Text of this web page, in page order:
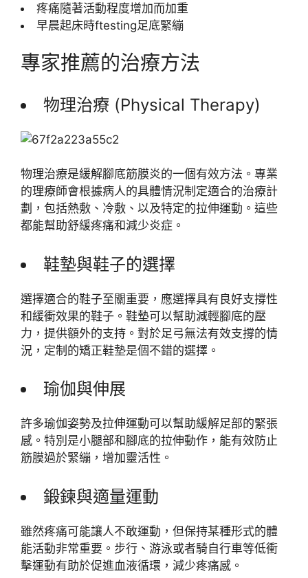
疼痛隨著活動程度增加而加重
早晨起床時ftesting足底緊繃
專家推薦的治療方法
物理治療 (Physical Therapy)
物理治療是緩解腳底筋膜炎的一個有效方法。專業
的理療師會根據病人的具體情況制定適合的治療計
劃，包括熱敷、冷敷、以及特定的拉伸運動。這些
都能幫助舒緩疼痛和減少炎症。
鞋墊與鞋子的選擇
選擇適合的鞋子至關重要，應選擇具有良好支撐性
和緩衝效果的鞋子。鞋墊可以幫助減輕腳底的壓
力，提供額外的支持。對於足弓無法有效支撐的情
況，定制的矯正鞋墊是個不錯的選擇。
瑜伽與伸展
許多瑜伽姿勢及拉伸運動可以幫助緩解足部的緊張
感。特別是小腿部和腳底的拉伸動作，能有效防止
筋膜過於緊繃，增加靈活性。
鍛鍊與適量運動
雖然疼痛可能讓人不敢運動，但保持某種形式的體
能活動非常重要。步行、游泳或者騎自行車等低衝
擊運動有助於促進血液循環，減少疼痛感。